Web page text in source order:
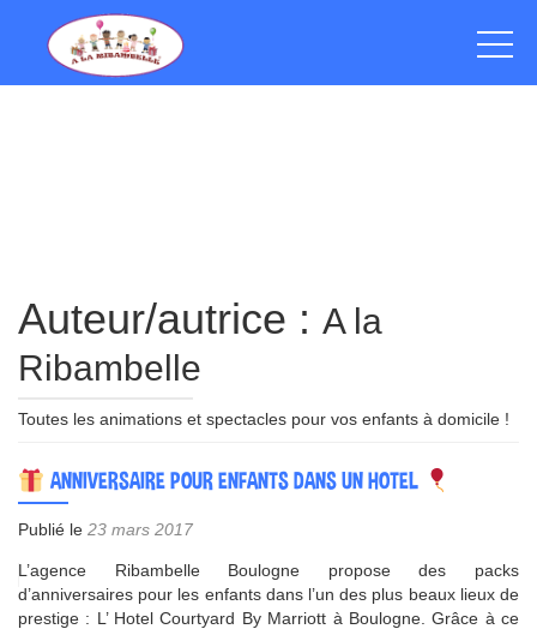
Auteur/autrice : A la
Ribambelle
Toutes les animations et spectacles pour vos enfants à domicile !
ANNIVERSAIRE POUR ENFANTS DANS UN HOTEL
Publié le 23 mars 2017
L’agence Ribambelle Boulogne propose des packs
d’anniversaires pour les enfants dans l’un des plus beaux lieux de
prestige : L’ Hotel Courtyard By Marriott à Boulogne. Grâce à ce
Navigation
des
articles